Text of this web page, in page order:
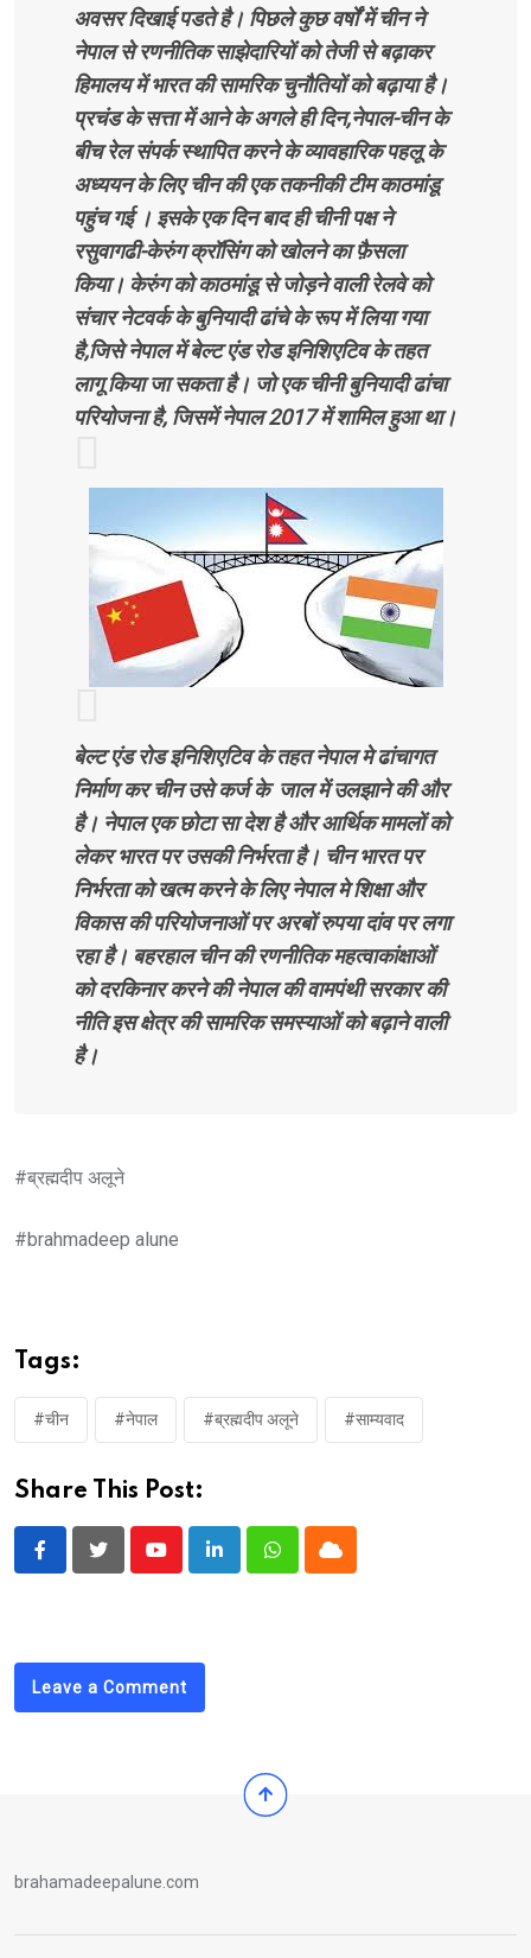
अवसर दिखाई पडते है। पिछले कुछ वर्षों में चीन ने
नेपाल से रणनीतिक साझेदारियों को तेजी से बढ़ाकर
हिमालय में भारत की सामरिक चुनौतियों को बढ़ाया है।
प्रचंड के सत्ता में आने के अगले ही दिन,नेपाल-चीन के
बीच रेल संपर्क स्थापित करने के व्यावहारिक पहलू के
अध्ययन के लिए चीन की एक तकनीकी टीम काठमांडू
पहुंच गई । इसके एक दिन बाद ही चीनी पक्ष ने
रसुवागढी-केरुंग क्रॉसिंग को खोलने का फ़ैसला
किया। केरुंग को काठमांडू से जोड़ने वाली रेलवे को
संचार नेटवर्क के बुनियादी ढांचे के रूप में लिया गया
है,जिसे नेपाल में बेल्ट एंड रोड इनिशिएटिव के तहत
लागू किया जा सकता है। जो एक चीनी बुनियादी ढांचा
परियोजना है, जिसमें नेपाल 2017 में शामिल हुआ था।
बेल्ट एंड रोड इनिशिएटिव के तहत नेपाल मे ढांचागत
निर्माण कर चीन उसे कर्ज के जाल में उलझाने की और
है। नेपाल एक छोटा सा देश है और आर्थिक मामलों को
लेकर भारत पर उसकी निर्भरता है। चीन भारत पर
निर्भरता को खत्म करने के लिए नेपाल मे शिक्षा और
विकास की परियोजनाओं पर अरबों रुपया दांव पर लगा
रहा है। बहरहाल चीन की रणनीतिक महत्वाकांक्षाओं
को दरकिनार करने की नेपाल की वामपंथी सरकार की
नीति इस क्षेत्र की सामरिक समस्याओं को बढ़ाने वाली
है।
#ब्रह्मदीप अलूने
#brahmadeep alune
Tags:
#चीन #नेपाल #ब्रह्मदीप अलूने #साम्यवाद
Share This Post:
YoutubeLinkedInWhatsappCloud
Leave a Comment
brahamadeepalune.com